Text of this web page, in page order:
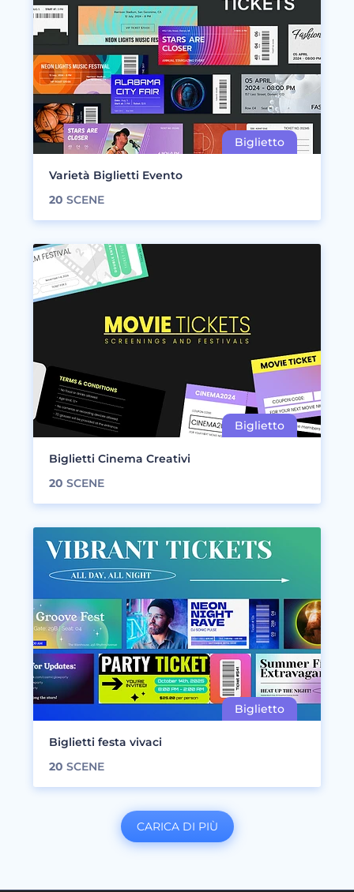
Varietà Biglietti Evento
20 SCENE
Biglietti Cinema Creativi
20 SCENE
Biglietti festa vivaci
20 SCENE
CARICA DI PIÙ